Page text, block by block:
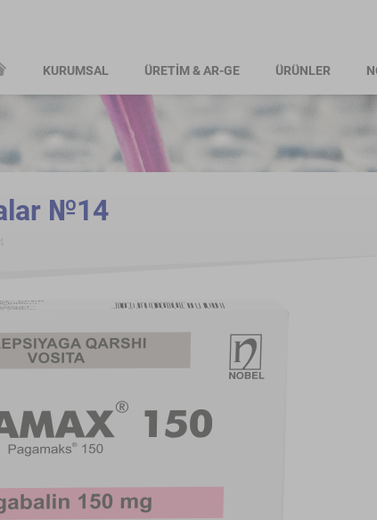
KURUMSAL ÜRETİM & AR-GE ÜRÜNLER
№14